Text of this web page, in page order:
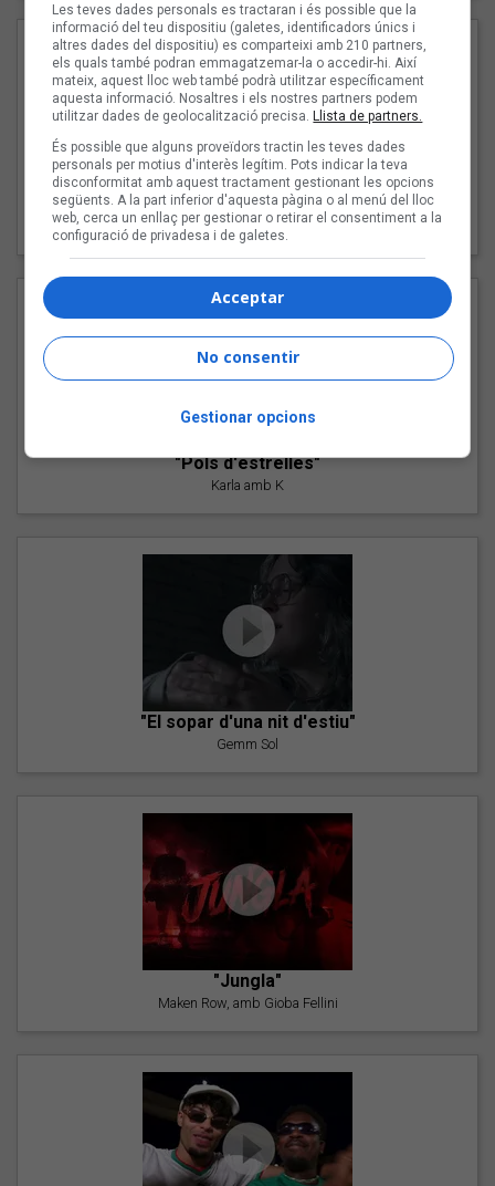
"Les cabres"
94 Rules amb Compte
"Pols d'estrelles"
Karla amb K
"El sopar d'una nit d'estiu"
Gemm Sol
"Jungla"
Maken Row, amb Gioba Fellini
Les teves dades personals es tractaran i és possible que la
informació del teu dispositiu (galetes, identificadors únics i
altres dades del dispositiu) es comparteixi amb 210 partners,
els quals també podran emmagatzemar-la o accedir-hi. Així
mateix, aquest lloc web també podrà utilitzar específicament
aquesta informació. Nosaltres i els nostres partners podem
utilitzar dades de geolocalització precisa.Llista de partners.
És possible que alguns proveïdors tractin les teves dades
personals per motius d'interès legítim. Pots indicar la teva
disconformitat amb aquest tractament gestionant les opcions
següents. A la part inferior d'aquesta pàgina o al menú del lloc
web, cerca un enllaç per gestionar o retirar el consentiment a la
configuració de privadesa i de galetes.
Acceptar
No consentir
Gestionar opcions